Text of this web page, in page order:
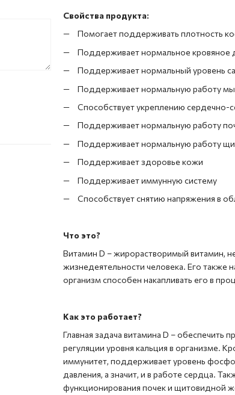
Свойства продукта:
Помогает поддерживать плотность
Поддерживает нормальное кровяное
Поддерживает нормальный уровень
Поддерживает нормальную работу
Способствует укреплению сердечно-
Поддерживает нормальную работу
Поддерживает нормальную работу
Поддерживает здоровье кожи
Поддерживает иммунную систему
Способствует снятию напряжения в
Что это?
Витамин D – жирорастворимый витамин,
жизнедеятельности человека. Его также
организм способен накапливать его в
Как это работает?
Главная задача витамина D – обеспечить
регуляции уровня кальция в организме.
иммунитет, поддерживает уровень
давления, а значит, и в работе сердца.
функционирования почек и щитовидной